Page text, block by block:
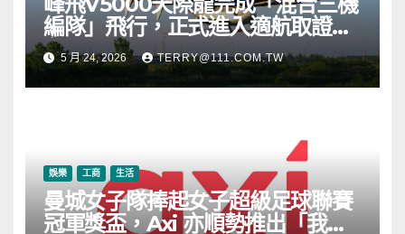
編隊」飛行，正式進入適航取證階
段5 月 24, 2026 TERRY@111.COM.TW
娛樂 工商 生活
曼城女子隊捧起女子超級足球聯賽
冠軍獎盃，Axi 亦順勢推出「我的